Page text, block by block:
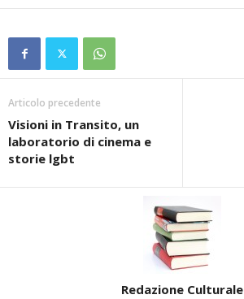
Articolo precedente
Visioni in Transito, un
laboratorio di cinema e
storie lgbt
Redazione Culturale